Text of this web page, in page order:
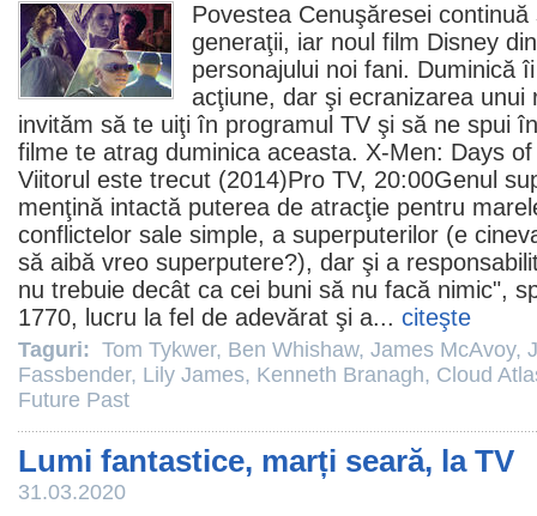
Povestea Cenuşăresei
generaţii, iar noul film Disney
personajului noi fani. Duminică
acţiune, dar şi ecranizarea unui
invităm să te uiţi în programul TV şi să ne spui
filme te atrag duminica aceasta. X-Men: Days
Viitorul este trecut (2014)Pro TV, 20:00Genul
menţină intactă puterea de atracţie pentru
conflictelor sale simple, a superputerilor (e
să aibă vreo superputere?), dar şi a
nu trebuie decât ca cei buni să nu facă nimic",
1770, lucru la fel de adevărat şi a... citeşte
Taguri: Tom Tykwer, Ben Whishaw, James McAvoy,
Fassbender, Lily James, Kenneth Branagh, Cloud
Future Past
Lumi fantastice, marți seară, la TV
31.03.2020